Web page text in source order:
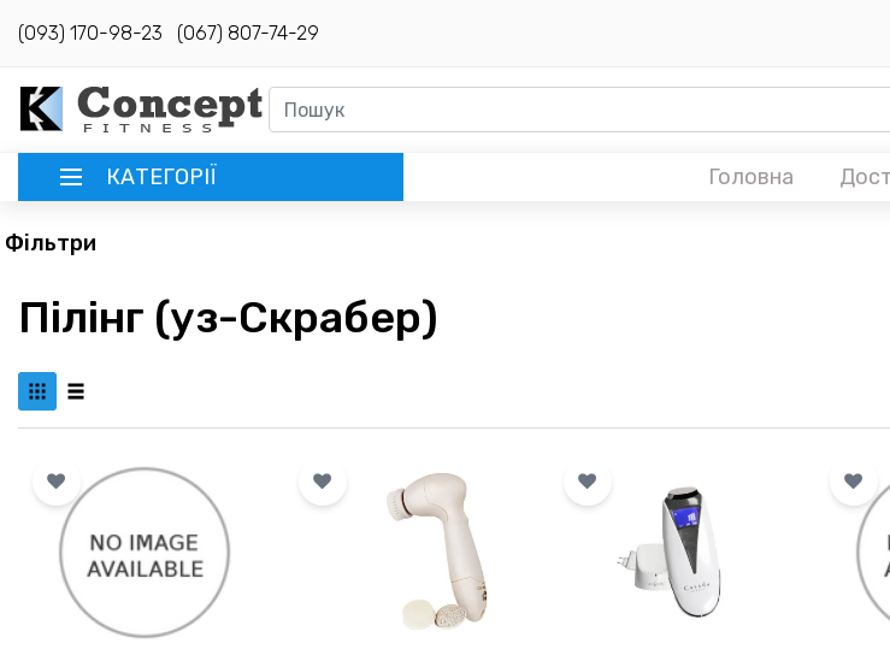
(093) 170-98-23 (067) 807-74-29
КАТЕГОРІЇ Головна
РУССКИЙ
ГОЛОВНА
ДОСТАВКА
КРЕДИТ
ОПЛАТА
ГАРАНТІЯ
ОФЕРТА
Фільтри
Пілінг (уз-Скрабер)